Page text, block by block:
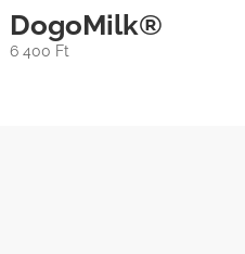
DogoMilk®
6 400 Ft